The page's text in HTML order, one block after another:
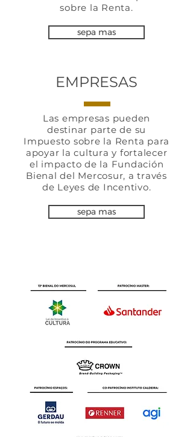
sobre la Renta.
sepa mas
EMPRESAS
Las empresas pueden
destinar parte de su
Impuesto sobre la Renta para
apoyar la cultura y fortalecer
el impacto de la Fundación
Bienal del Mercosur, a través
de Leyes de Incentivo.
sepa mas